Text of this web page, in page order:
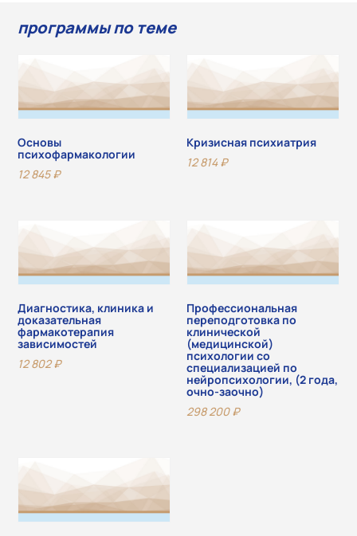
программы по теме
Основы
психофармакологии
12 845₽
Кризисная психиатрия
12 814₽
Диагностика, клиника и
доказательная
фармакотерапия
зависимостей
12 802₽
Профессиональная
переподготовка по
клинической
(медицинской)
психологии со
специализацией по
нейропсихологии, (2 года,
очно-заочно)
298 200₽